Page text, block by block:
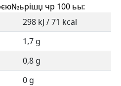
чр 100 ьы:
298 kJ / 71 kcal
1,7 g
0,8 g
0 g